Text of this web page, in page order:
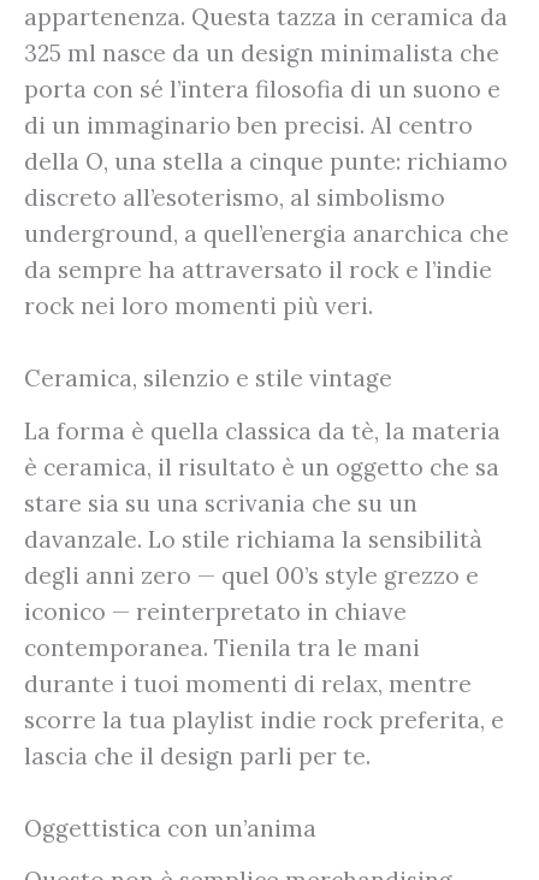
appartenenza. Questa tazza in ceramica da
325 ml nasce da un design minimalista che
porta con sé l’intera filosofia di un suono e
di un immaginario ben precisi. Al centro
della O, una stella a cinque punte: richiamo
discreto all’esoterismo, al simbolismo
underground, a quell’energia anarchica che
da sempre ha attraversato il rock e l’indie
rock nei loro momenti più veri.
Ceramica, silenzio e stile vintage
La forma è quella classica da tè, la materia
è ceramica, il risultato è un oggetto che sa
stare sia su una scrivania che su un
davanzale. Lo stile richiama la sensibilità
degli anni zero — quel 00’s style grezzo e
iconico — reinterpretato in chiave
contemporanea. Tienila tra le mani
durante i tuoi momenti di relax, mentre
scorre la tua playlist indie rock preferita, e
lascia che il design parli per te.
Oggettistica con un’anima